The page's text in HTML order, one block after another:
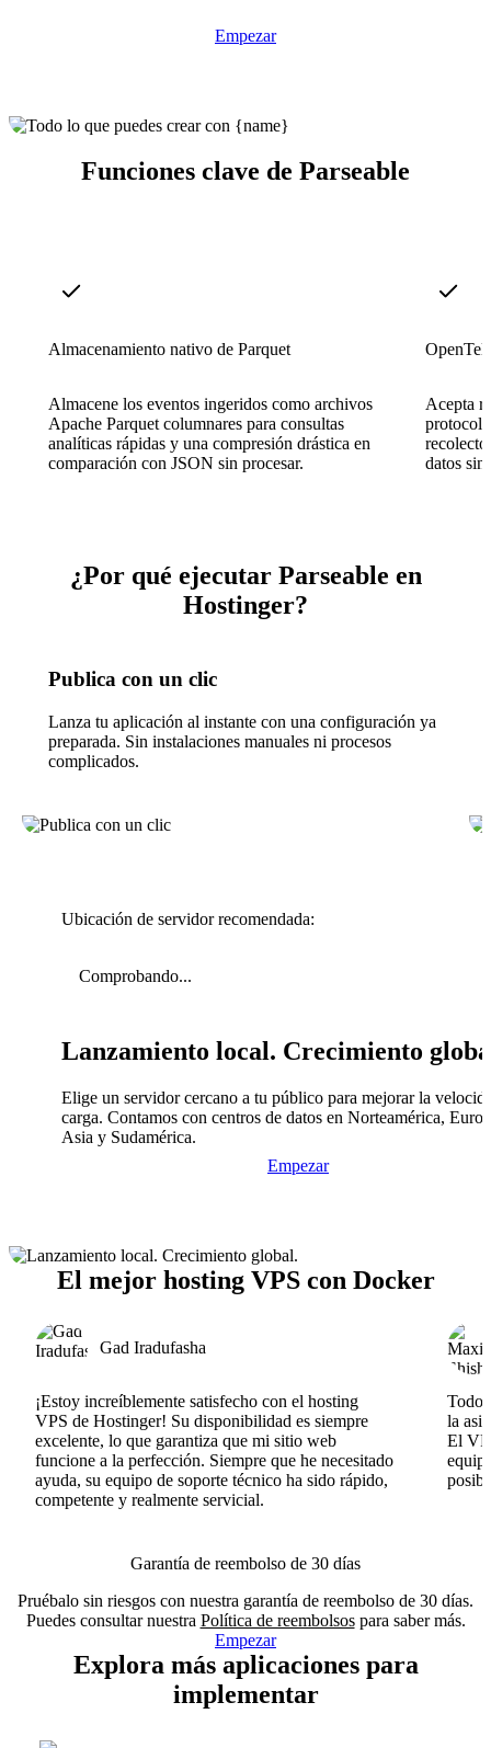
Empezar
Funciones clave de Parseable
Almacenamiento nativo de Parquet
Almacene los eventos ingeridos como archivos
Apache Parquet columnares para consultas
analíticas rápidas y una compresión drástica en
comparación con JSON sin procesar.
Acepta
datos
¿Por qué ejecutar Parseable en
Hostinger?
Publica con un clic
Lanza tu aplicación al instante con una configuración ya
preparada. Sin instalaciones manuales ni procesos
complicados.
Ubicación de servidor recomendada:
Comprobando...
Lanzamiento local. Crecimiento
Elige un servidor cercano a tu público para mejorar la
carga. Contamos con centros de datos en Norteamérica,
Asia y Sudamérica.
Empezar
El mejor hosting VPS con Docker
Gad Iradufasha
¡Estoy increíblemente satisfecho con el hosting
VPS de Hostinger! Su disponibilidad es siempre
excelente, lo que garantiza que mi sitio web
funcione a la perfección. Siempre que he necesitado
ayuda, su equipo de soporte técnico ha sido rápido,
competente y realmente servicial.
Todo
la
El
Garantía de reembolso de 30 días
Pruébalo sin riesgos con nuestra garantía de reembolso de 30 días.
Puedes consultar nuestra Política de reembolsospara saber más.
Empezar
Explora más aplicaciones para
implementar